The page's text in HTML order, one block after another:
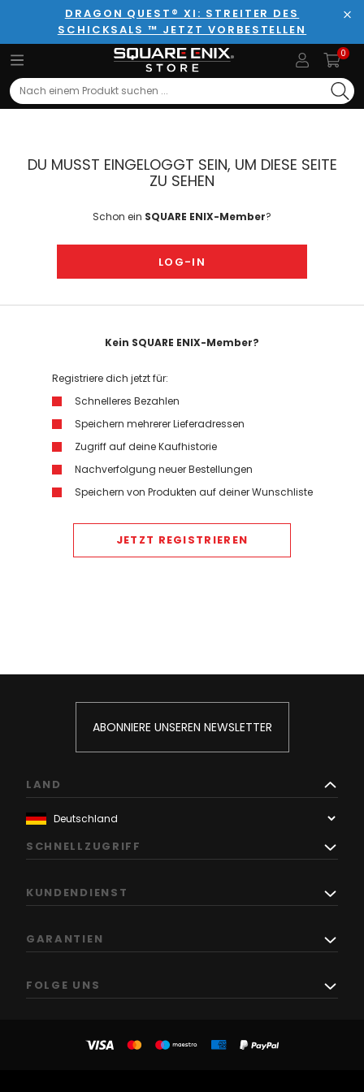
DRAGON QUEST® XI: STREITER DES
SCHICKSALS ™ JETZT VORBESTELLEN
0
Search
DU MUSST EINGELOGGT SEIN, UM DIESE SEITE
ZU SEHEN
Schon ein SQUARE ENIX-Member?
LOG-IN
Kein SQUARE ENIX-Member?
Registriere dich jetzt für:
Schnelleres Bezahlen
Speichern mehrerer Lieferadressen
Zugriff auf deine Kaufhistorie
Nachverfolgung neuer Bestellungen
Speichern von Produkten auf deiner Wunschliste
JETZT REGISTRIEREN
ABONNIERE UNSEREN NEWSLETTER
LAND
SCHNELLZUGRIFF
KUNDENDIENST
GARANTIEN
FOLGE UNS